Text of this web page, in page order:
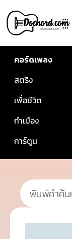
คอร์ดเพลง
สตริง
เพื่อชีวิต
กำเมือง
การ์ตูน